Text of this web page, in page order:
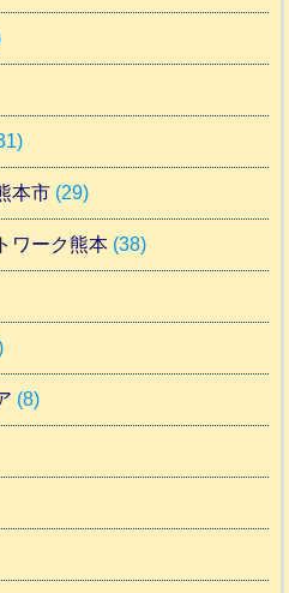
本市 (29)
ワーク熊本 (38)
(8)